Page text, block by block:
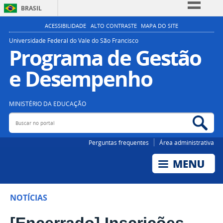
BRASIL
Simplifique!
Comunica BR
Participe
Acesso à informação
Legislação
ACESSIBILIDADE ALTO CONTRASTE MAPA DO SITE
Universidade Federal do Vale do São Francisco
Programa de Gestão
e Desempenho
MINISTÉRIO DA EDUCAÇÃO
Buscar no portal
Perguntas frequentes Área administrativa
NOTÍCIAS